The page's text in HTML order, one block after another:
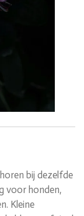
bij dezelfde
voor honden,
Kleine